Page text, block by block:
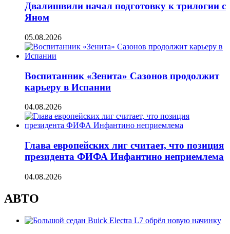
Двалишвили начал подготовку к трилогии с
Яном
05.08.2026
Воспитанник «Зенита» Сазонов продолжит
карьеру в Испании
04.08.2026
Глава европейских лиг считает, что позиция
президента ФИФА Инфантино неприемлема
04.08.2026
АВТО